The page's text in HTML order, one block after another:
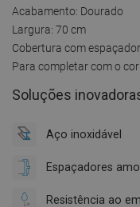
Acabamento: Dourado
Largura: 70 cm
Cobertura com
Para completar com o
Soluções
Aço inoxidável
Espaçadores
Resistência ao